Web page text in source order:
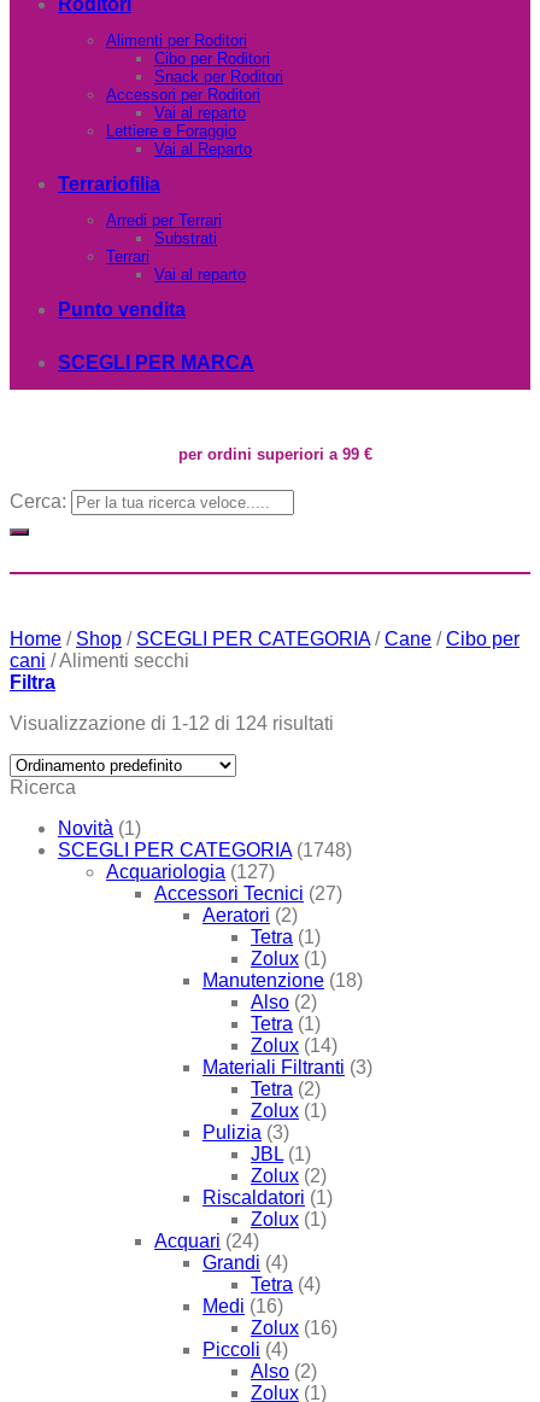
Roditori
Alimenti per Roditori
Cibo per Roditori
Snack per Roditori
Accessori per Roditori
Vai al reparto
Lettiere e Foraggio
Vai al Reparto
Terrariofilia
Arredi per Terrari
Substrati
Terrari
Vai al reparto
Punto vendita
SCEGLI PER MARCA
per ordini superiori a 99 €
Cerca:
Home / Shop / SCEGLI PER CATEGORIA / Cane / Cibo per
cani /Alimenti secchi
Filtra
Visualizzazione di 1-12 di 124 risultati
Ricerca
Novità (1)
SCEGLI PER CATEGORIA (1748)
Acquariologia (127)
Accessori Tecnici (27)
Aeratori (2)
Tetra (1)
Zolux (1)
Manutenzione (18)
Also (2)
Tetra (1)
Zolux (14)
Materiali Filtranti (3)
Tetra (2)
Zolux (1)
Pulizia (3)
JBL (1)
Zolux (2)
Riscaldatori (1)
Zolux (1)
Acquari (24)
Grandi (4)
Tetra (4)
Medi (16)
Zolux (16)
Piccoli (4)
Also (2)
Zolux (1)